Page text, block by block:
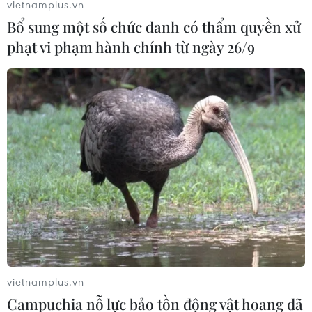
Nam Phi: Máy bay "hạ cánh" giữa
trung tâm thương mại lớn nhất
Johannesburg
26/07/2026 01:21
Nigeria: Khoảng 50 người bị bắt cóc
được trả tự do sau khi nộp tiền chuộc
25/07/2026 09:29
Nigeria: Máy bay trượt khỏi đường
băng lao vào bụi cây, 68 hành khách
thoát nạn
25/07/2026 03:07
vietnamplus.vn
Bổ sung một số chức danh có thẩm quyền xử
phạt vi phạm hành chính từ ngày 26/9
vietnamplus.vn
Campuchia nỗ lực bảo tồn động vật hoang dã